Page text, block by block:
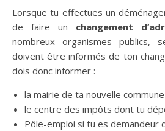
Lorsque tu effectues un
de faire un changement
nombreux organismes publics,
doivent être informés de ton
dois donc informer :
la mairie de ta nouvelle
le centre des impôts dont tu
Pôle-emploi si tu es demandeur